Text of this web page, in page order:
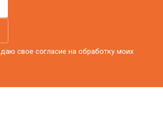
свое согласие на обработку моих